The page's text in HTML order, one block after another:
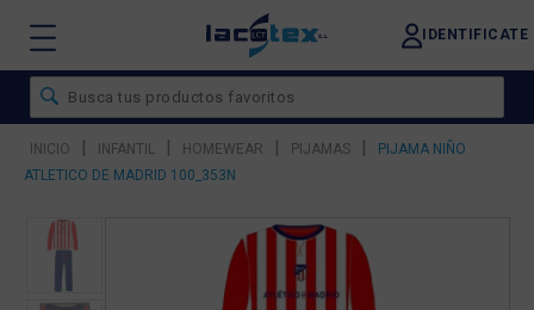
IDENTIFICATE
INICIO | INFANTIL | HOMEWEAR | PIJAMAS |
PIJAMA NIÑO
ATLETICO DE MADRID 100_353N